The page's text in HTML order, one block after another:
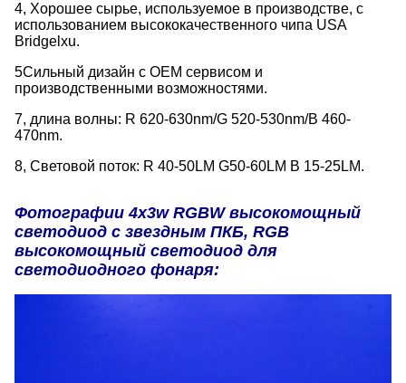
4, Хорошее сырье, используемое в производстве, с
использованием высококачественного чипа USA
Bridgelxu.
5Сильный дизайн с OEM сервисом и
производственными возможностями.
7, длина волны: R 620-630nm/G 520-530nm/B 460-
470nm.
8, Световой поток: R 40-50LM G50-60LM B 15-25LM.
Фотографии 4x3w RGBW высокомощный
светодиод с звездным ПКБ, RGB
высокомощный светодиод для
светодиодного фонаря: